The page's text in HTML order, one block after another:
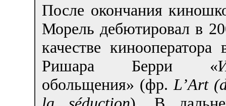
После окончания
Морель дебютировал в
качестве
Ришара Берри
обольщения» (фр. L’Art